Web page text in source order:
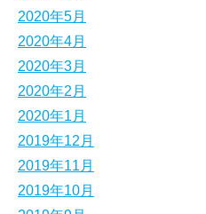
2020年5月
2020年4月
2020年3月
2020年2月
2020年1月
2019年12月
2019年11月
2019年10月